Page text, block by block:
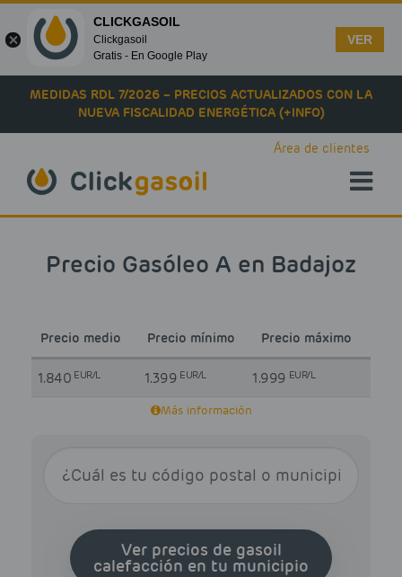
Skip to main content
MEDIDAS RDL 7/2026 – PRECIOS ACTUALIZADOS CON LA
NUEVA FISCALIDAD ENERGÉTICA (+INFO)
Área de clientes
Precio Gasóleo A en Badajoz
Precio medio Precio mínimo Precio máximo
1.840 EUR/L 1.399 EUR/L 1.999 EUR/L
Más información
Ver precios de gasoil
calefacción en tu municipio
CLICKGASOIL
Clickgasoil
Gratis - En Google Play
VER